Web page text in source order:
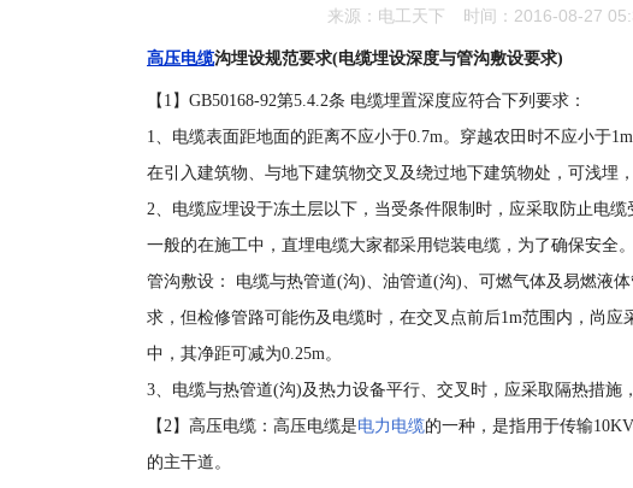
来源：电工天下 时间：2016-08-27
高压电缆沟埋设规范要求(电缆埋设深度与管沟敷设要求)
【1】GB50168-92第5.4.2条 电缆埋置深度应符合下列要求：
1、电缆表面距地面的距离不应小于0.7m。穿越农田时不应小于1m
在引入建筑物、与地下建筑物交叉及绕过地下建筑物处，可浅埋
2、电缆应埋设于冻土层以下，当受条件限制时，应采取防止电缆
一般的在施工中，直埋电缆大家都采用铠装电缆，为了确保安全。
管沟敷设： 电缆与热管道(沟)、油管道(沟)、可燃气体及易燃液
求，但检修管路可能伤及电缆时，在交叉点前后1m范围内，尚
中，其净距可减为0.25m。
3、电缆与热管道(沟)及热力设备平行、交叉时，应采取隔热措
【2】高压电缆：高压电缆是电力电缆的一种，是指用于传输
的主干道。